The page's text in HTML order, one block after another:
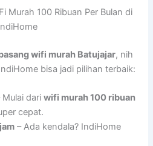
Murah 100 Ribuan Per Bulan di
wifi murah Batujajar, nih
bisa jadi pilihan terbaik:
Mulai dariwifi murah 100 ribuan
cepat.
– Ada kendala? IndiHome